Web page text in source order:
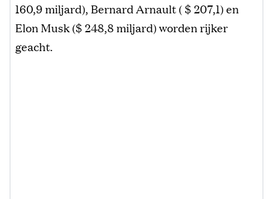
160,9 miljard), Bernard Arnault ( $ 207,1) en
Elon Musk ($ 248,8 miljard) worden rijker
geacht.